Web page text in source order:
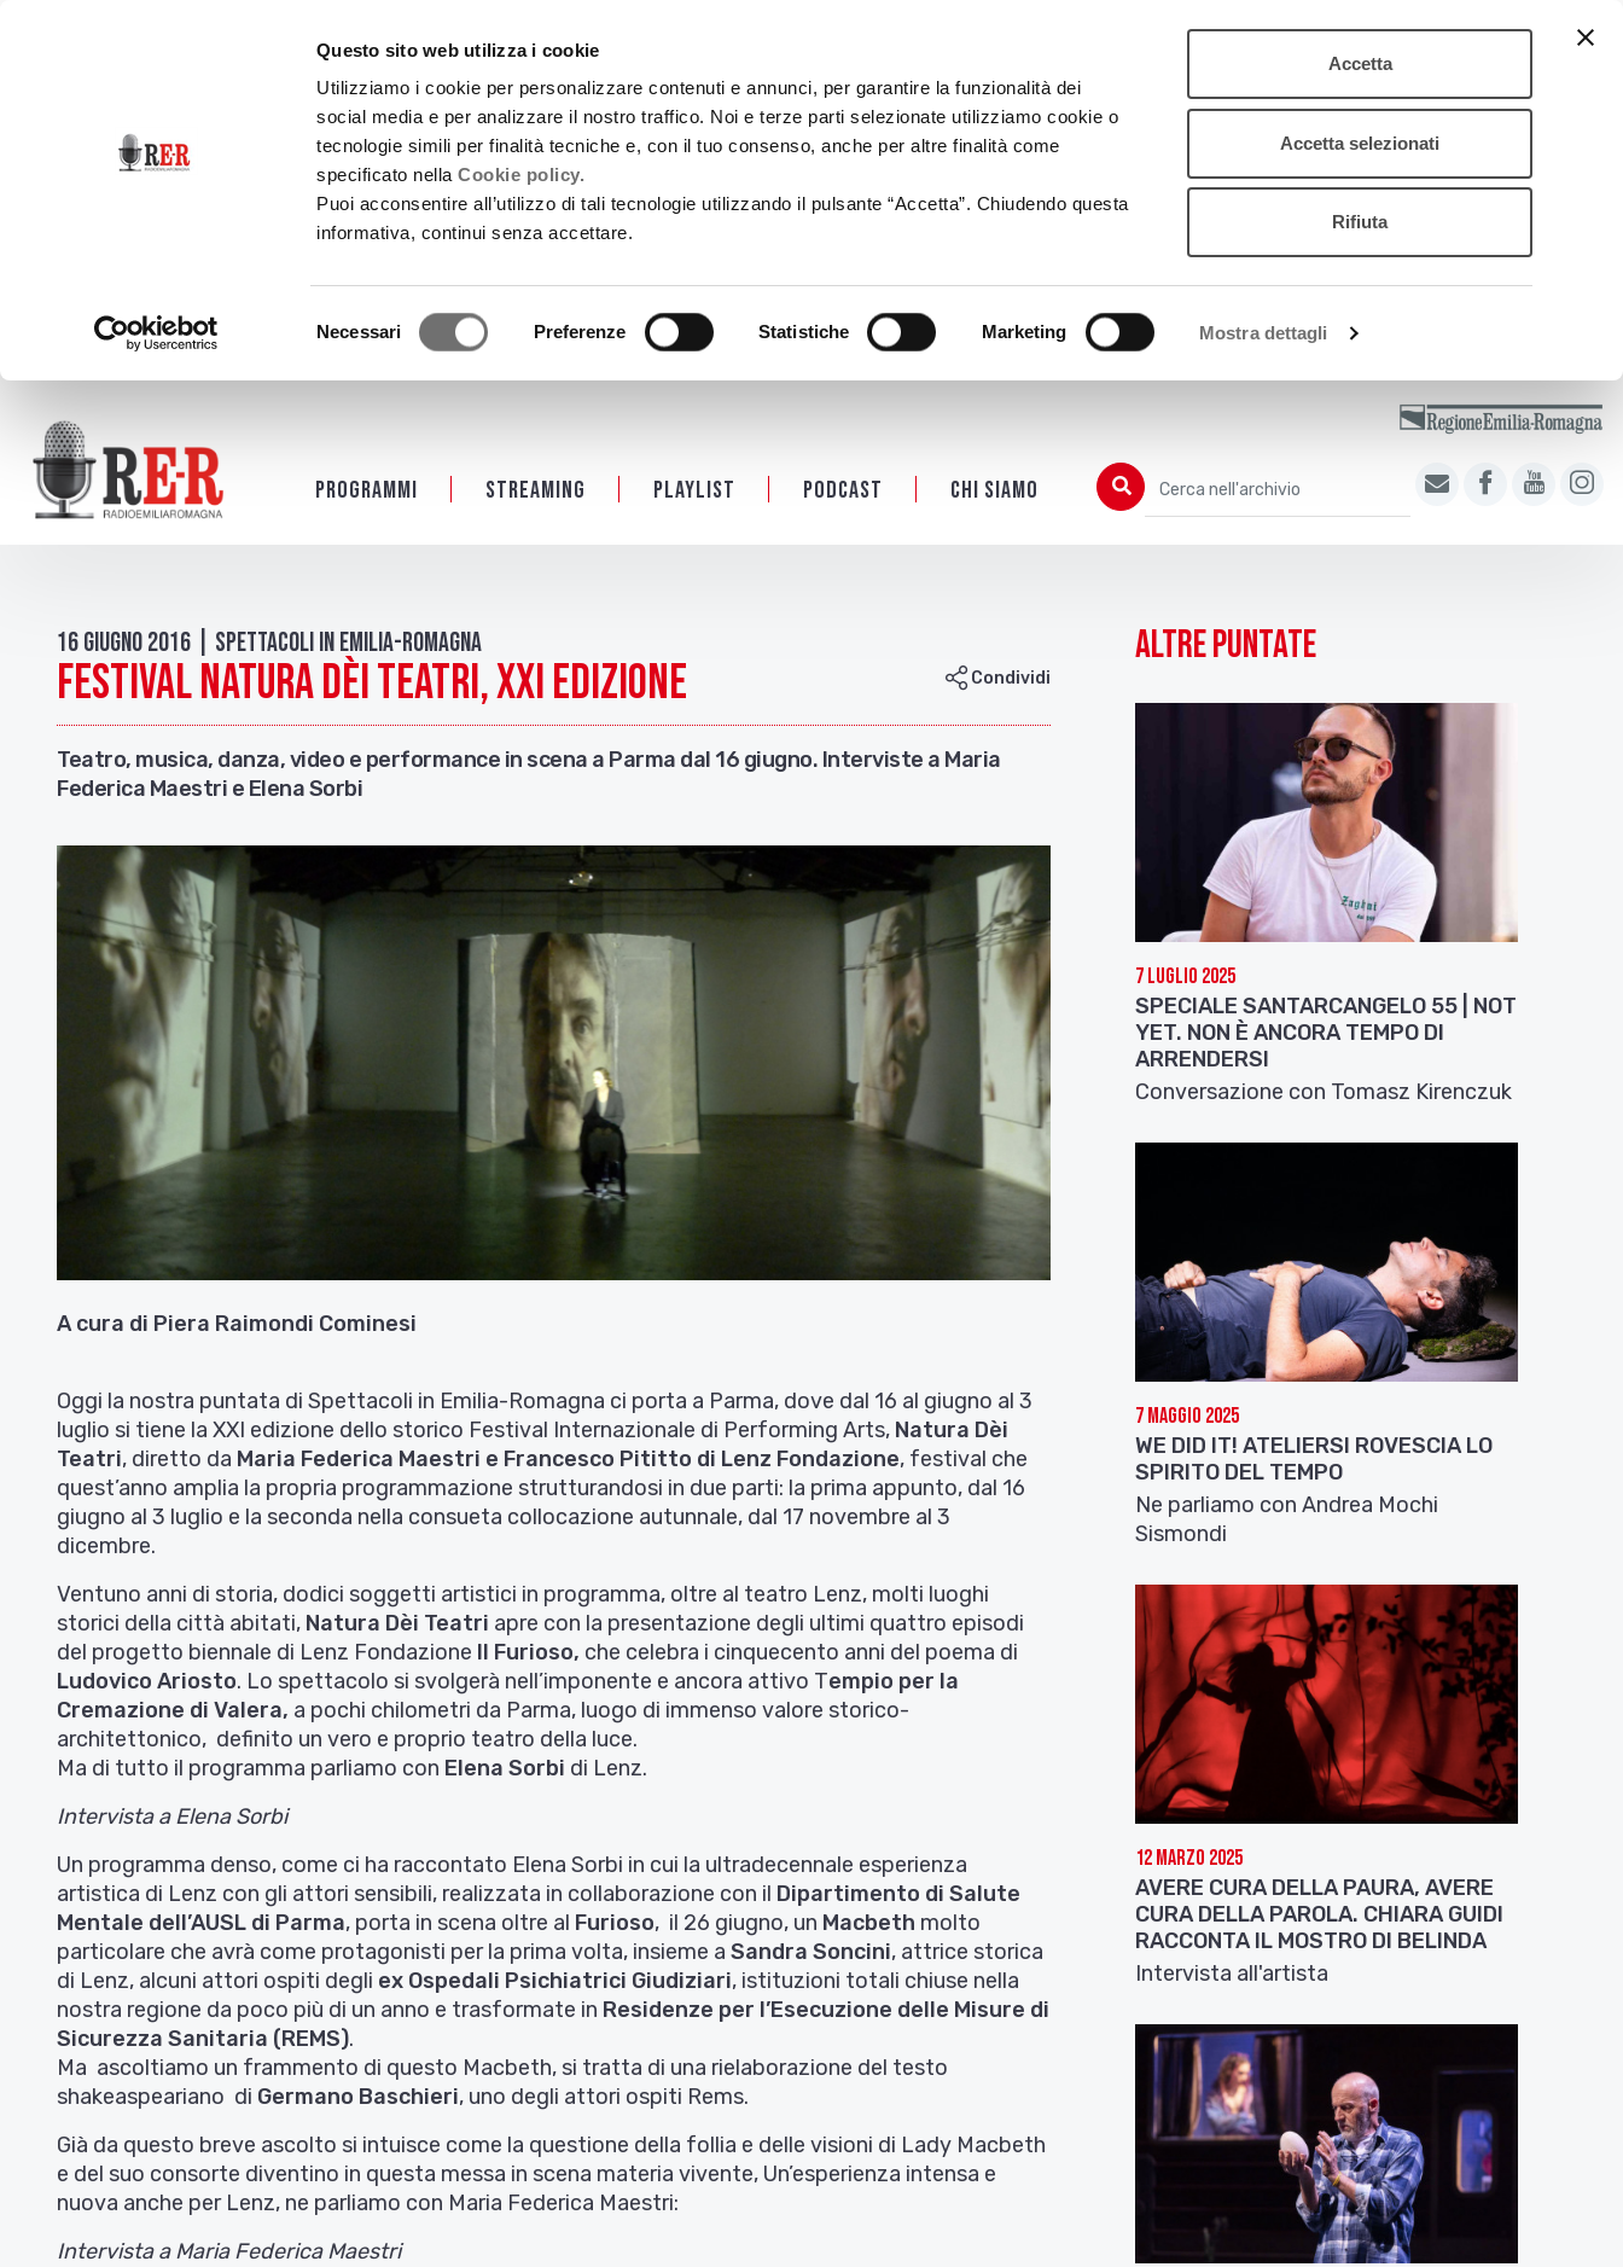
Questo sito web utilizza i cookie
Utilizziamo i cookie per personalizzare contenuti e annunci, per garantire la funzionalità dei
social media e per analizzare il nostro traffico. Noi e terze parti selezionate utilizziamo cookie o
tecnologie simili per finalità tecniche e, con il tuo consenso, anche per altre finalità come
specificato nellaCookie policy.
Puoi acconsentire all’utilizzo di tali tecnologie utilizzando il pulsante “Accetta”. Chiudendo questa
informativa, continui senza accettare.
Necessari Preferenze Statistiche Marketing Mostra dettagli
Accetta
Accetta selezionati
Rifiuta
Programmi Streaming Playlist PODCAST Chi siamo Cerca
Cerca nell'archivio
16 Giugno 2016 | Spettacoli in Emilia-Romagna
Festival Natura Dèi Teatri, XXI edizione Condividi
Teatro, musica, danza, video e performance in scena a Parma dal 16 giugno. Interviste a Maria
Federica Maestri e Elena Sorbi
A cura di Piera Raimondi Cominesi
Oggi la nostra puntata di Spettacoli in Emilia-Romagna ci porta a Parma, dove dal 16 al giugno al 3
luglio si tiene la XXI edizione dello storico Festival Internazionale di Performing Arts, Natura Dèi
Teatri, diretto da Maria Federica Maestri e Francesco Pititto di Lenz Fondazione, festival che
quest’anno amplia la propria programmazione strutturandosi in due parti: la prima appunto, dal 16
giugno al 3 luglio e la seconda nella consueta collocazione autunnale, dal 17 novembre al 3
dicembre.
Ventuno anni di storia, dodici soggetti artistici in programma, oltre al teatro Lenz, molti luoghi
storici della città abitati, Natura Dèi Teatri apre con la presentazione degli ultimi quattro episodi
del progetto biennale di Lenz Fondazione Il Furioso, che celebra i cinquecento anni del poema di
Ludovico Ariosto. Lo spettacolo si svolgerà nell’imponente e ancora attivo Tempio per la
Cremazione di Valera, a pochi chilometri da Parma, luogo di immenso valore storico-
architettonico, definito un vero e proprio teatro della luce.
Ma di tutto il programma parliamo con Elena Sorbi di Lenz.
Intervista a Elena Sorbi
Un programma denso, come ci ha raccontato Elena Sorbi in cui la ultradecennale esperienza
artistica di Lenz con gli attori sensibili, realizzata in collaborazione con il Dipartimento di Salute
Mentale dell’AUSL di Parma, porta in scena oltre al Furioso, il 26 giugno, un Macbeth molto
particolare che avrà come protagonisti per la prima volta, insieme a Sandra Soncini, attrice storica
di Lenz, alcuni attori ospiti degli ex Ospedali Psichiatrici Giudiziari, istituzioni totali chiuse nella
nostra regione da poco più di un anno e trasformate in Residenze per l’Esecuzione delle Misure di
Sicurezza Sanitaria (REMS).
Ma ascoltiamo un frammento di questo Macbeth, si tratta di una rielaborazione del testo
shakeaspeariano di Germano Baschieri, uno degli attori ospiti Rems.
Già da questo breve ascolto si intuisce come la questione della follia e delle visioni di Lady Macbeth
e del suo consorte diventino in questa messa in scena materia vivente, Un’esperienza intensa e
nuova anche per Lenz, ne parliamo con Maria Federica Maestri:
Intervista a Maria Federica Maestri
Altre puntate
7 Luglio 2025
SPECIALE SANTARCANGELO 55 | NOT
YET. NON È ANCORA TEMPO DI
ARRENDERSI
Conversazione con Tomasz Kirenczuk
7 Maggio 2025
WE DID IT! ATELIERSI ROVESCIA LO
SPIRITO DEL TEMPO
Ne parliamo con Andrea Mochi
Sismondi
12 Marzo 2025
AVERE CURA DELLA PAURA, AVERE
CURA DELLA PAROLA. CHIARA GUIDI
RACCONTA IL MOSTRO DI BELINDA
Intervista all'artista